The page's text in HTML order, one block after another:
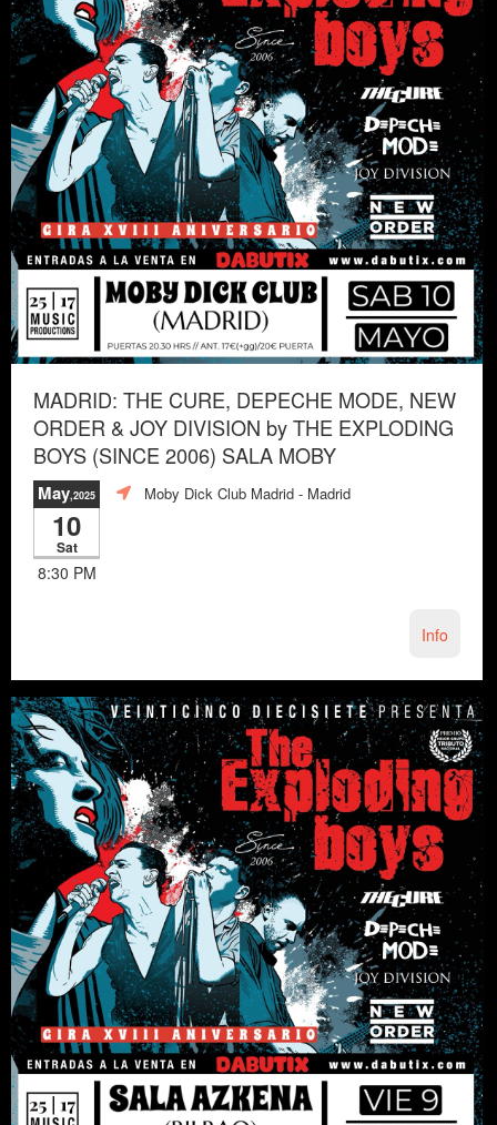
MADRID: THE CURE, DEPECHE MODE, NEW
ORDER & JOY DIVISION by THE EXPLODING
BOYS (SINCE 2006) SALA MOBY
May,2025
10
Sat
8:30 PM
Moby Dick Club Madrid - Madrid
Info